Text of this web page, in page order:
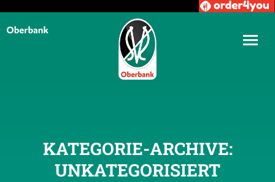
KATEGORIE-ARCHIVE:
UNKATEGORISIERT